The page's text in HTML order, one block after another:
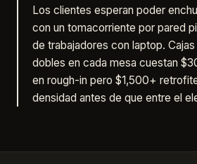
Los clientes esperan poder
con un tomacorriente por pared
de trabajadores con laptop.
dobles en cada mesa cuestan
en rough-in pero $1,500+
densidad antes de que entre el